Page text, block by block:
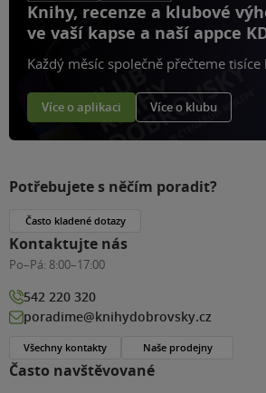
Knihy, recenze a klubové
ve vaší kapse a naší appce
Každý měsíc společně přečteme tisíce
Více o aplikaci Více o klubu
Často navštěvované
Potřebujete s něčím poradit?
Často kladené dotazy
Kontaktujte nás
Po–Pá: 8:00–17:00
542 220 320
poradime@knihydobrovsky.cz
Všechny kontakty Naše prodejny